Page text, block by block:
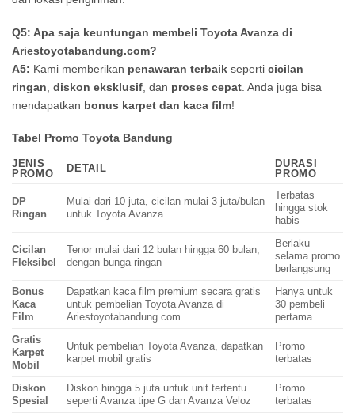
Q5: Apa saja keuntungan membeli Toyota Avanza di
Ariestoyotabandung.com?
A5: Kami memberikan penawaran terbaik seperti cicilan
ringan diskon eksklusif , dan proses cepat . Anda juga bisa
mendapatkan bonus karpet dan kaca film!
Tabel Promo Toyota Bandung
JENIS
PROMO
DETAIL
DURASI
PROMO
DP
Ringan
Mulai dari 10 juta, cicilan mulai 3 juta/bulan
untuk Toyota Avanza
Terbatas
hingga stok
habis
Cicilan
Fleksibel
Tenor mulai dari 12 bulan hingga 60 bulan,
dengan bunga ringan
Berlaku
selama promo
berlangsung
Bonus
Kaca
Film
Dapatkan kaca film premium secara gratis
untuk pembelian Toyota Avanza di
Ariestoyotabandung.com
Hanya untuk
30 pembeli
pertama
Gratis
Karpet
Mobil
Untuk pembelian Toyota Avanza, dapatkan
karpet mobil gratis
Promo
terbatas
Diskon
Spesial
Diskon hingga 5 juta untuk unit tertentu
seperti Avanza tipe G dan Avanza Veloz
Promo
terbatas